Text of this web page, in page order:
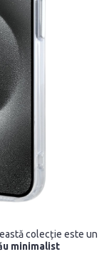
colecție este un
minimalist